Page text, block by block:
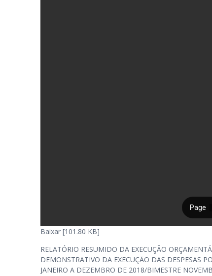
Baixar [101.80 KB]
RELATÓRIO RESUMIDO DA EXECUÇÃO
DEMONSTRATIVO DA EXECUÇÃO DAS DESPESAS
JANEIRO A DEZEMBRO DE 2018/BIMESTRE